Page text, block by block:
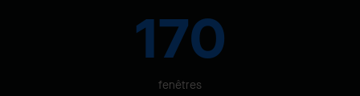
170
fenêtres